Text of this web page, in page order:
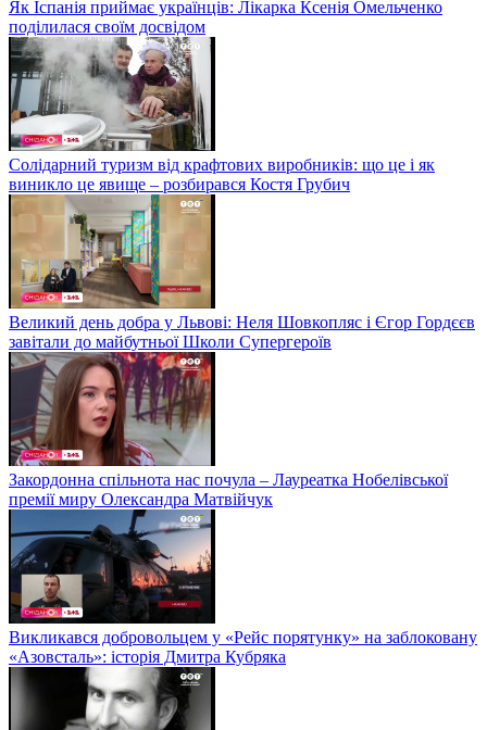
Як Іспанія приймає українців: Лікарка Ксенія Омельченко
поділилася своїм досвідом
Солідарний туризм від крафтових виробників: що це і як
виникло це явище – розбирався Костя Грубич
Великий день добра у Львові: Неля Шовкопляс і Єгор Гордєєв
завітали до майбутньої Школи Супергероїв
Закордонна спільнота нас почула – Лауреатка Нобелівської
премії миру Олександра Матвійчук
Викликався добровольцем у «Рейс порятунку» на заблоковану
«Азовсталь»: історія Дмитра Кубряка